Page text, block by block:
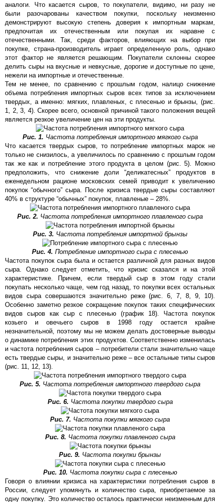
аналоги. Что касается сыров, то покупатели, видимо, ни разу не
были разочарованы качеством покупки, поскольку неизменно
демонстрируют высокую степень доверия к импортным маркам,
предпочитая их отечественным или покупая их наравне с
отечественными. Так, среди факторов, влияющих на выбор при
покупке, страна-производитель играет определенную роль, однако
этот фактор не является решающим. Покупатели склонны скорее
делить сыры на вкусные и невкусные, дорогие и доступные по цене,
нежели на импортные и отечественные.
Тем не менее, по сравнению с прошлым годом, налицо снижение
объема потребления импортных сыров всех типов за исключением
твердых, а именно: мягких, плавленых, с плесенью и брынзы, (рис.
1, 2, 3, 4). Скорее всего, основной причиной такого положения вещей
является резкое увеличение цен на эти продукты.
Рис. 1. Частота потребления импортного мягкого сыра
Что касается твердых сыров, то потребление импортных марок не
только не снизилось, а увеличилось по сравнению с прошлым годом
так же как и потребление этого продукта в целом (рис. 5). Можно
предположить, что снижение доли “деликатесных” продуктов в
еженедельном рационе московских семей приводит к увеличению
покупок “обычного” сыра. После кризиса твердые сыры составляют
40% в структуре “обычных” покупок, плавленые – 28%.
Рис. 2. Частота потребления импортного плавленого сыра
Рис. 3. Частота потребления импортной брынзы
Рис. 4. Потребление импортного сыра с плесенью
Частота покупок сыра была и остается различной для разных видов
сыра. Однако следует отметить, что кризис сказался и на этой
характеристике. Причем, если твердый сыр в этом году стали
покупать несколько чаще, чем год назад, то покупки всех остальных
видов сыра совершаются значительно реже (рис. 6, 7, 8, 9, 10).
Особенно заметно резкое сокращение покупок таких специфических
видов сыров как сыр с плесенью (график 18). Частота покупок
козьего и овечьего сыров в 1998 году остается крайне
незначительной, поэтому мы не можем делать достоверные выводы
о динамике потребления этих продуктов. Соответственно изменилась
и частота потребления сыров – потребители стали значительно чаще
есть твердые сыры, и значительно реже – все остальные типы сыров
(рис. 11, 12, 13).
Рис. 5. Частота потребления импортного твердого сыра
Рис. 6. Частота покупки твердого сыра
Рис. 7. Частота покупки мягкого сыра
Рис. 8. Частота покупки плавленого сыра
Рис. 9. Частота покупки брынзы
Рис. 10. Частота покупки сыра с плесенью
Говоря о влиянии кризиса на характеристики потребления сыров в
России, следует упомянуть и количество сыра, приобретаемое за
одну покупку. Это количество осталось практически неизменным для